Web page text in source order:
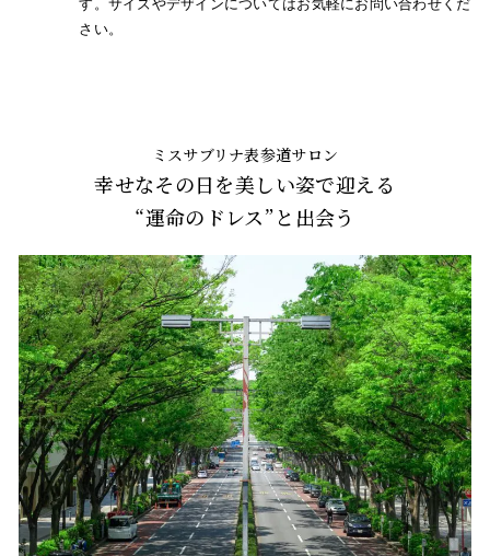
す。サイズやデザインについてはお気軽にお問い合わせくだ
さい。
ミスサブリナ表参道サロン
幸せなその日を美しい姿で迎える
“運命のドレス”と出会う